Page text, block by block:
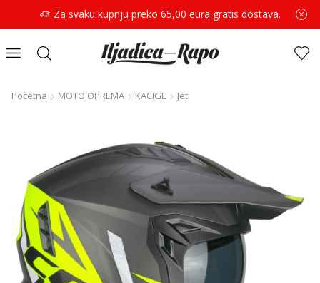
Za svaku kupnju preko 65,00 eura gratis dostava.
Početna MOTO OPREMA KACIGE Jet